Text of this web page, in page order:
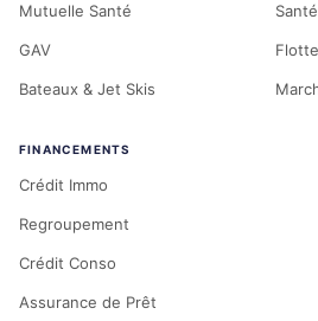
Mutuelle Santé
GAV
Bateaux & Jet Skis
Flotte
FINANCEMENTS
Crédit Immo
Regroupement
Crédit Conso
Assurance de Prêt